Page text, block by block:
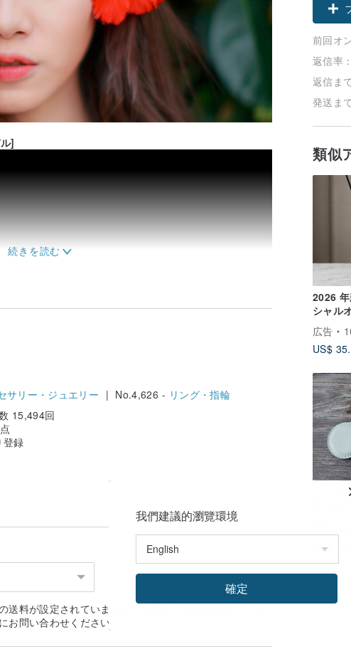
前回オ
返信率：
返信ま
発送ま
類似
2026
シャル
ーザー
た香り
ームフ
広告
US$
シェイ
ー カ
ーム -
トグリー
US$
]
して、出発点としてDIYの経験ですが、誰もが異なっ
ために買ったり、プライベート公聴会の前に、助けのた
ールしたくないとその他の事項ができるのであれば！
み合わせにより
、毎日の生活習慣に過ぎないが、科学技術と不可分です
性を高めるために科学技術の適用外にしています。出発
ド（トラベルカードまたはカード）を使用することで
サリー・ジュエリー | No.4,626 - リング・指輪
15,494回
登録
送料が設定されていません。発送をご希望の場合、こち
お問い合わせください。
我們建議的瀏覽環境
確定